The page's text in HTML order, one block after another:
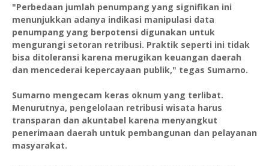
"Perbedaan jumlah penumpang yang signifikan ini
menunjukkan adanya indikasi manipulasi data
penumpang yang berpotensi digunakan untuk
mengurangi setoran retribusi. Praktik seperti ini tidak
bisa ditoleransi karena merugikan keuangan daerah
dan mencederai kepercayaan publik," tegas Sumarno.
Sumarno mengecam keras oknum yang terlibat.
Menurutnya, pengelolaan retribusi wisata harus
transparan dan akuntabel karena menyangkut
penerimaan daerah untuk pembangunan dan pelayanan
masyarakat.